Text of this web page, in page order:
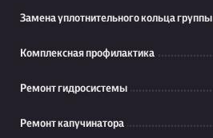
Замена уплотнительного кольца группы
Комплексная профилактика
Ремонт гидросистемы
Ремонт капучинатора